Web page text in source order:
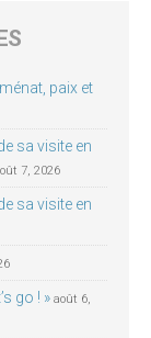
paix et
sa visite en
7, 2026
sa visite en
go ! » août 6,